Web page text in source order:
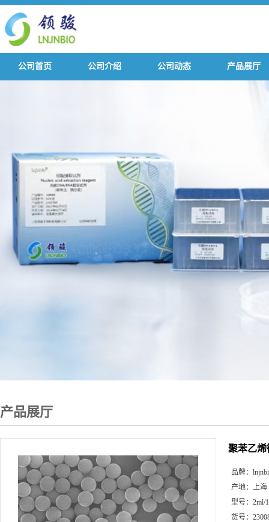
公司首页 公司介绍 公司动态 产品展厅
产品展厅
聚苯乙烯
品牌：
产地： 上海
型号： 2ml/
货号：